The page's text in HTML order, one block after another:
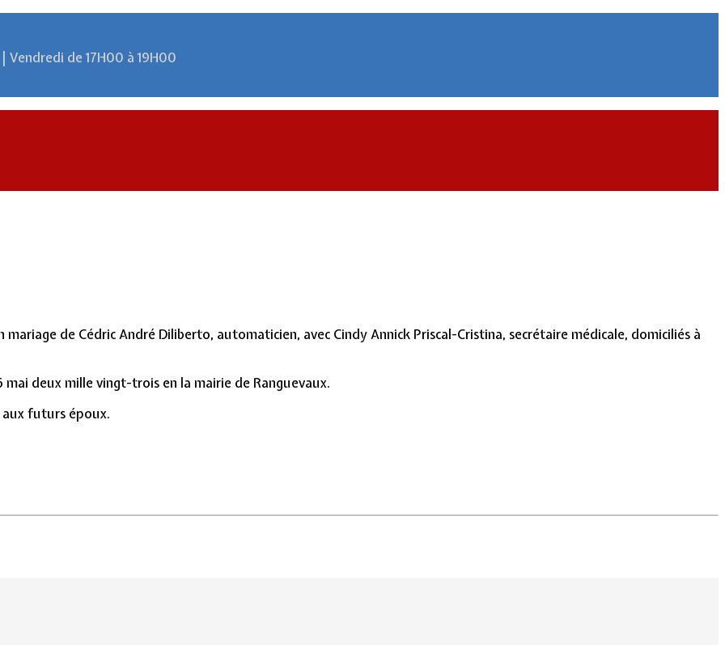
Vendredi de 17H00 à 19H00
mariage de Cédric André Diliberto, automaticien, avec Cindy Annick Priscal-Cristina, secrétaire médicale, domiciliés à
mai deux mille vingt-trois en la mairie de Ranguevaux.
futurs époux.